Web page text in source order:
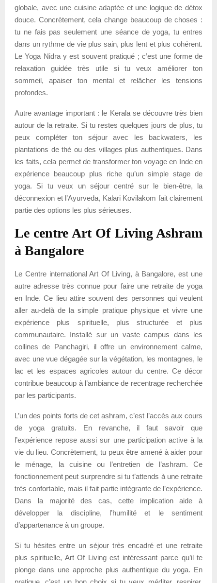
globale, avec une cuisine adaptée et une logique de détox
douce. Concrètement, cela change beaucoup de choses :
tu ne fais pas seulement une séance de yoga, tu entres
dans un rythme de vie plus sain, plus lent et plus cohérent.
Le Yoga Nidra y est souvent pratiqué ; c’est une forme de
relaxation guidée très utile si tu veux améliorer ton
sommeil, apaiser ton mental et relâcher les tensions
profondes.
Autre avantage important : le Kerala se découvre très bien
autour de la retraite. Si tu restes quelques jours de plus, tu
peux compléter ton séjour avec les backwaters, les
plantations de thé ou des villages plus authentiques. Dans
les faits, cela permet de transformer ton voyage en Inde en
expérience beaucoup plus riche qu’un simple stage de
yoga. Si tu veux un séjour centré sur le bien-être, la
déconnexion et l’Ayurveda, Kalari Kovilakom fait clairement
partie des options les plus sérieuses.
Le centre Art Of Living Ashram
à Bangalore
Le Centre international Art Of Living, à Bangalore, est une
autre adresse très connue pour faire une retraite de yoga
en Inde. Ce lieu attire souvent des personnes qui veulent
aller au-delà de la simple pratique physique et vivre une
expérience plus spirituelle, plus structurée et plus
communautaire. Installé sur un vaste campus dans les
collines de Panchagiri, il offre un environnement calme,
avec une vue dégagée sur la végétation, les montagnes, le
lac et les espaces agricoles autour du centre. Ce décor
contribue beaucoup à l’ambiance de recentrage recherchée
par les participants.
L’un des points forts de cet ashram, c’est l’accès aux cours
de yoga gratuits. En revanche, il faut savoir que
l’expérience repose aussi sur une participation active à la
vie du lieu. Concrètement, tu peux être amené à aider pour
le ménage, la cuisine ou l’entretien de l’ashram. Ce
fonctionnement peut surprendre si tu t’attends à une retraite
très confortable, mais il fait partie intégrante de l’expérience.
Dans la majorité des cas, cette implication aide à
développer la discipline, l’humilité et le sentiment
d’appartenance à un groupe.
Si tu hésites entre un séjour très encadré et une retraite
plus spirituelle, Art Of Living est intéressant parce qu’il te
plonge dans une approche plus authentique du yoga. En